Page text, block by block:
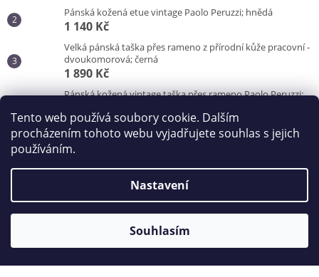
Tento web používá soubory cookie. Dalším
procházením tohoto webu vyjadřujete souhlas s jejich
používáním.
Nastavení
Souhlasím
Pánská kožená etue vintage Paolo Peruzzi; hnědá
1 140 Kč
Velká pánská taška přes rameno z přírodní kůže pracovní -
dvoukomorová; černá
1 890 Kč
Pánská kožená vintage taška přes rameno Paolo Peruzzi;
3 100 Kč
Vytvořil Shoptet
Copyright 2026Kabelky od Hraběnky. Všechna práva
vyhrazena.